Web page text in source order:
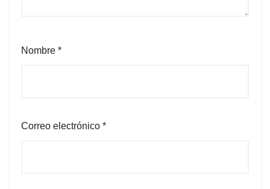
Nombre *
Correo electrónico *